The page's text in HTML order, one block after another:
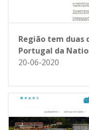
Região tem duas
Portugal da
20-06-2020